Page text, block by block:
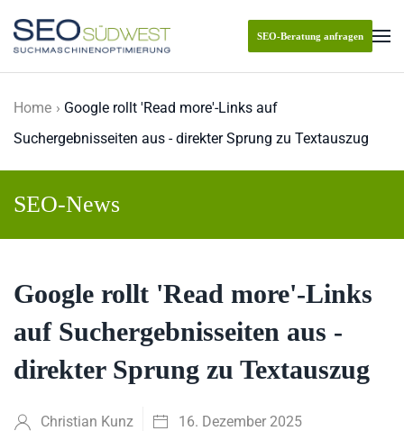
Skip to main content
SEO-Beratung anfragen
Home
Google rollt 'Read more'-Links auf
Suchergebnisseiten aus - direkter Sprung zu Textauszug
SEO-News
Google rollt 'Read more'-Links
auf Suchergebnisseiten aus -
direkter Sprung zu Textauszug
Christian Kunz 16. Dezember 2025